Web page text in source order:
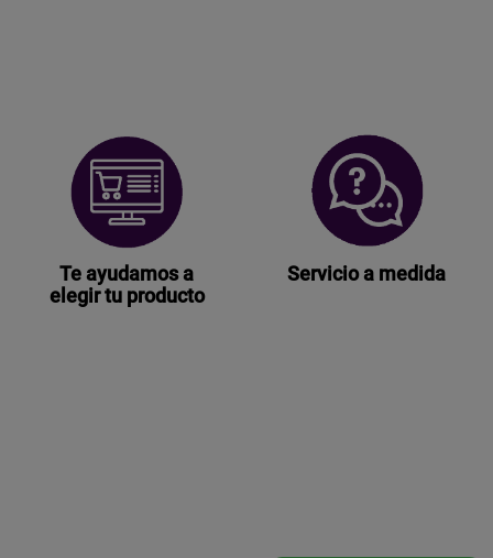
Te ayudamos a
elegir tu producto
Servicio a medida